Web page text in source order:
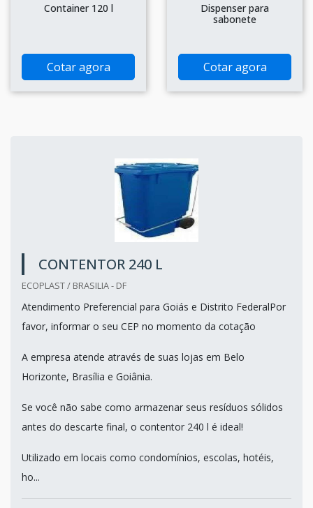
Container 120 l
Cotar agora
Dispenser para
sabonete
Cotar agora
CONTENTOR 240 L
ECOPLAST / BRASILIA - DF
Atendimento Preferencial para Goiás e Distrito FederalPor
favor, informar o seu CEP no momento da cotação
A empresa atende através de suas lojas em Belo
Horizonte, Brasília e Goiânia.
Se você não sabe como armazenar seus resíduos sólidos
antes do descarte final, o contentor 240 l é ideal!
Utilizado em locais como condomínios, escolas, hotéis,
ho...